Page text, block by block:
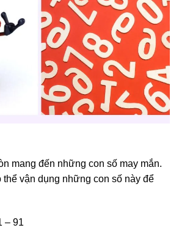
mang đến những con số may mắn.
vận dụng những con số này để
– 91